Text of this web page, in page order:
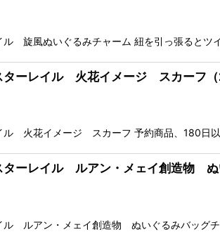
旋風ぬいぐるみチャーム 紐を引っ張るとツ
ターレイル 火花イメージ スカーフ（
火花イメージ スカーフ 予約商品、180日
ターレイル ルアン・メェイ創造物 ぬ
ルアン・メェイ創造物 ぬいぐるみバッグ